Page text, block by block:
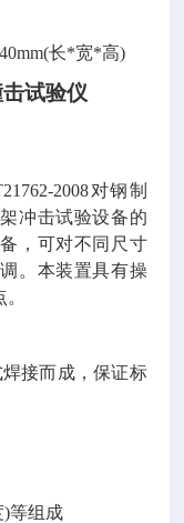
长*宽*高)
试验仪
2008对钢制
冲击试验设备的
，可对不同尺寸
。本装置具有操
接而成，保证标
)等组成